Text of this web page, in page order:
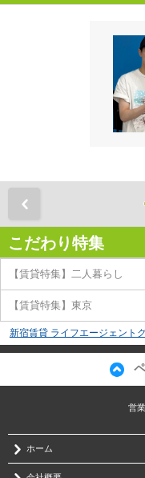
こだわり特集
【賃貸特集】二人暮らし
【賃貸特集】東京
新宿賃貸 ライフエージェント
営
ホーム